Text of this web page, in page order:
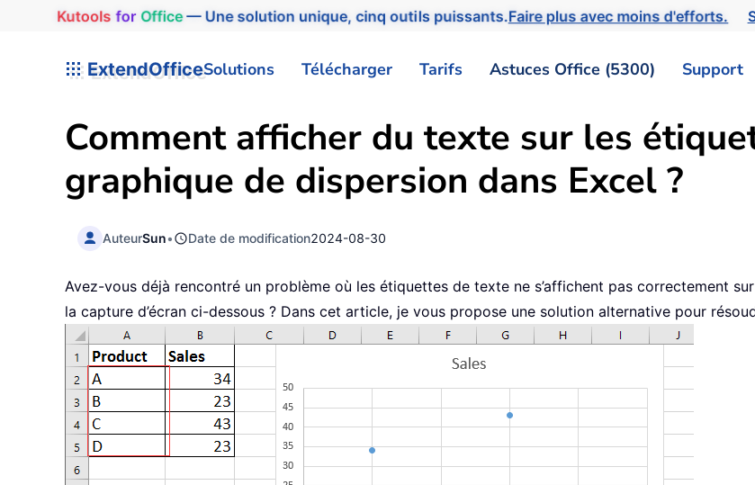
Kutools for Office— Une solution unique, cinq outils puissants.Faire plus avec moins d'efforts.
ExtendOfficeSolutions Télécharger Tarifs Astuces Office (5300) Support
Comment afficher du texte sur les
graphique de dispersion dans Excel ?
AuteurSun• Date de modification2024-08-30
Avez-vous déjà rencontré un problème où les étiquettes de texte ne s’affichent pas correctement
la capture d’écran ci-dessous ? Dans cet article, je vous propose une solution alternative pour